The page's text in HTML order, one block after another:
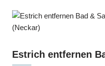
Estrich entfernen